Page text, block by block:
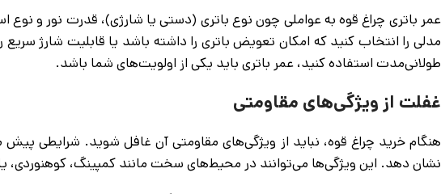
عمر باتری چراغ قوه به عواملی چون نوع باتری (دستی یا شارژی)، قدرت نور و نوع
مدلی را انتخاب کنید که امکان تعویض باتری را داشته باشد یا قابلیت شارژ
طولانی‌مدت استفاده کنید، عمر باتری باید یکی از اولویت‌های شما باشد.
غفلت از ویژگی‌های مقاومتی
هنگام خرید چراغ قوه، نباید از ویژگی‌های مقاومتی آن غافل شوید. شرایطی پیش
نشان دهد. این ویژگی‌ها می‌توانند در محیط‌های سخت مانند کمپینگ، کوهنوردی،